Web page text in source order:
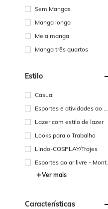
Sem Mangas
Manga longa
Meia manga
Manga três quartos
Estilo
Casual
Esportes e atividades ao ar
nto
Lazer com estilo de lazer
Looks para o Trabalho
Lindo-COSPLAY/Trajes
Esportes ao ar livre - Monta
nha ao ar livre
Ver mais
Características